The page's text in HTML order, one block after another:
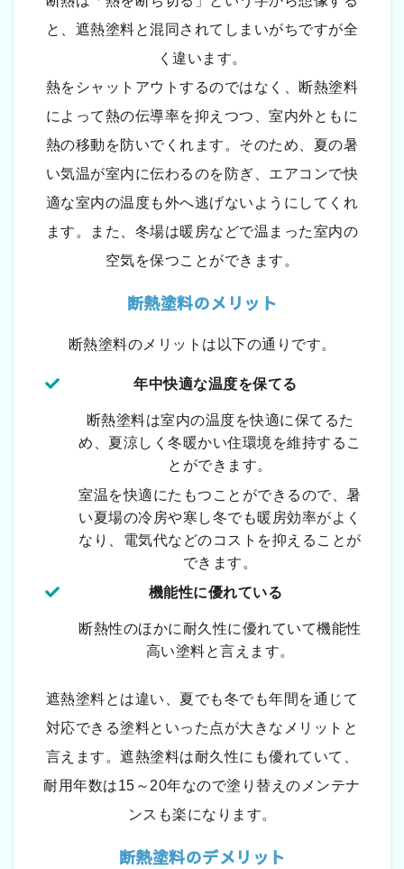
と、遮熱塗料と混同されてしまいがちですが全
く違います。
熱をシャットアウトするのではなく、断熱塗料
によって熱の伝導率を抑えつつ、室内外ともに
熱の移動を防いでくれます。そのため、夏の暑
い気温が室内に伝わるのを防ぎ、エアコンで快
適な室内の温度も外へ逃げないようにしてくれ
ます。また、冬場は暖房などで温まった室内の
空気を保つことができます。
断熱塗料のメリット
断熱塗料のメリットは以下の通りです。
年中快適な温度を保てる
断熱塗料は室内の温度を快適に保てるた
め、夏涼しく冬暖かい住環境を維持するこ
とができます。
室温を快適にたもつことができるので、暑
い夏場の冷房や寒し冬でも暖房効率がよく
なり、電気代などのコストを抑えることが
できます。
機能性に優れている
断熱性のほかに耐久性に優れていて機能性
高い塗料と言えます。
遮熱塗料とは違い、夏でも冬でも年間を通じて
対応できる塗料といった点が大きなメリットと
言えます。遮熱塗料は耐久性にも優れていて、
耐用年数は15～20年なので塗り替えのメンテナ
ンスも楽になります。
断熱塗料のデメリット